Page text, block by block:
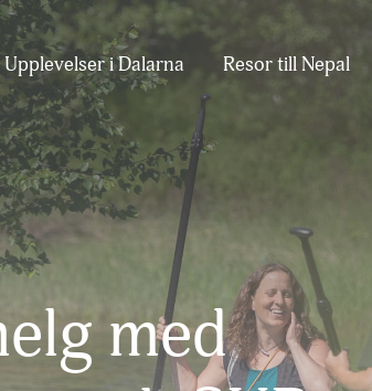
Upplevelser i Dalarna Resor till Nepal
med